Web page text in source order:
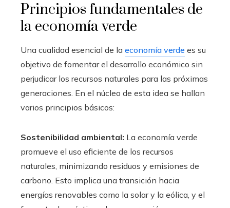
Principios fundamentales de
la economía verde
Una cualidad esencial de la economía verde es su
objetivo de fomentar el desarrollo económico sin
perjudicar los recursos naturales para las próximas
generaciones. En el núcleo de esta idea se hallan
varios principios básicos:
Sostenibilidad ambiental: La economía verde
promueve el uso eficiente de los recursos
naturales, minimizando residuos y emisiones de
carbono. Esto implica una transición hacia
energías renovables como la solar y la eólica, y el